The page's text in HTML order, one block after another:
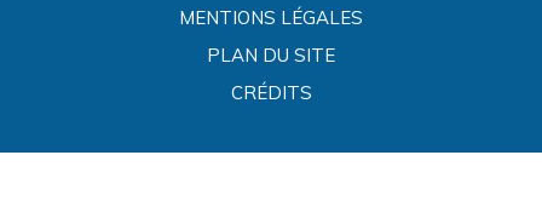
MENTIONS LÉGALES
PLAN DU SITE
CRÉDITS